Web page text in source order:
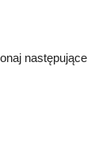
następujące